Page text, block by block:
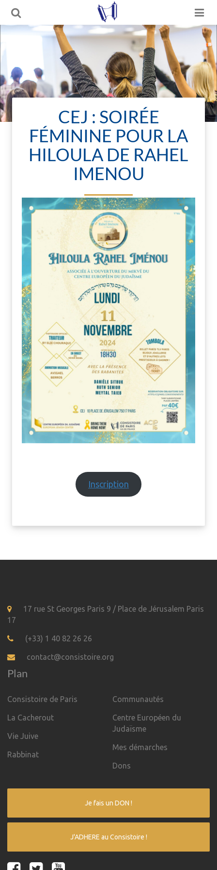
CEJ : SOIRÉE
FÉMININE POUR LA
HILOULA DE RAHEL
IMENOU
Inscription
17 rue St Georges Paris 9 / Place de Jérusalem Paris
17
(+33) 1 40 82 26 26
contact@consistoire.org
Plan
Consistoire de Paris
La Cacherout
Vie Juive
Rabbinat
Communautés
Centre Européen du
Judaïsme
Mes démarches
Dons
Je fais un DON !
J'ADHERE au Consistoire !